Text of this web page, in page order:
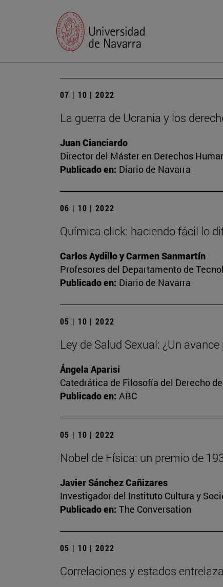
07 | 10 | 2022
La guerra de Ucrania y los
Juan Cianciardo
Director del Máster en Derechos
Publicado en: Diario de Navarra
06 | 10 | 2022
Química click: haciendo fácil lo
Carlos Aydillo y Carmen Sanmartín
Profesores del Departamento de
Publicado en: Diario de Navarra
05 | 10 | 2022
Ley de Salud Sexual: ¿Un
Ángela Aparisi
Catedrática de Filosofía del Derecho
Publicado en: ABC
05 | 10 | 2022
Nobel de Física: un premio de
Javier Sánchez Cañizares
Investigador del Instituto Cultura y
Publicado en: The Conversation
05 | 10 | 2022
Correlaciones y estados